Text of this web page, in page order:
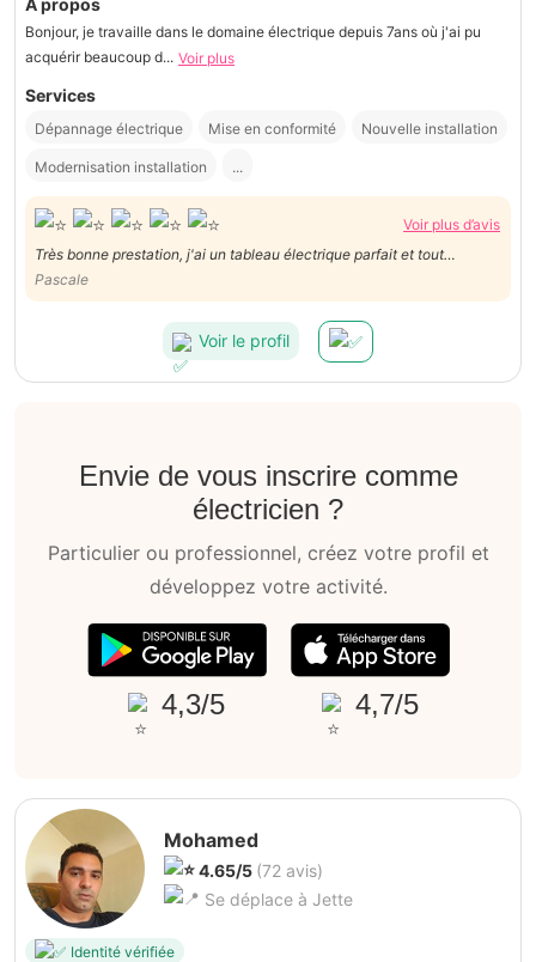
À propos
Bonjour, je travaille dans le domaine électrique depuis 7ans où j'ai pu
acquérir beaucoup d... Voir plus
Services
Dépannage électrique Mise en conformité Nouvelle installation
Modernisation installation ...
Voir plus d’avis
Très bonne prestation, j'ai un tableau électrique parfait et tout
fonctionne très bien. Mounaim est de bon conseil et son travail est
soigné. Je le reprendrai sans hésiter.
Pascale
Voir le profil
Envie de vous inscrire comme
électricien ?
Particulier ou professionnel, créez votre profil et
développez votre activité.
4,3/5 4,7/5
Mohamed
4.65/5 (72 avis)
Se déplace à Jette
Identité vérifiée